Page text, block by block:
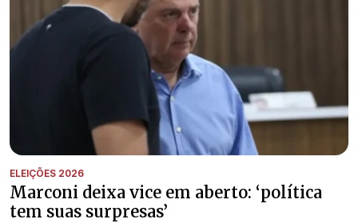
ELEIÇÕES 2026
Marconi deixa vice em aberto: ‘política
tem suas surpresas’